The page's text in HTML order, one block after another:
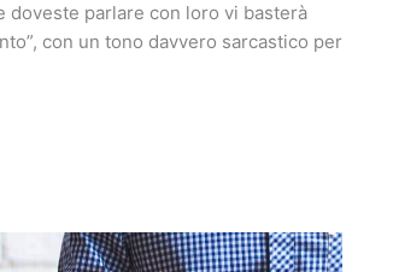
parlare con loro vi basterà
con un tono davvero sarcastico per